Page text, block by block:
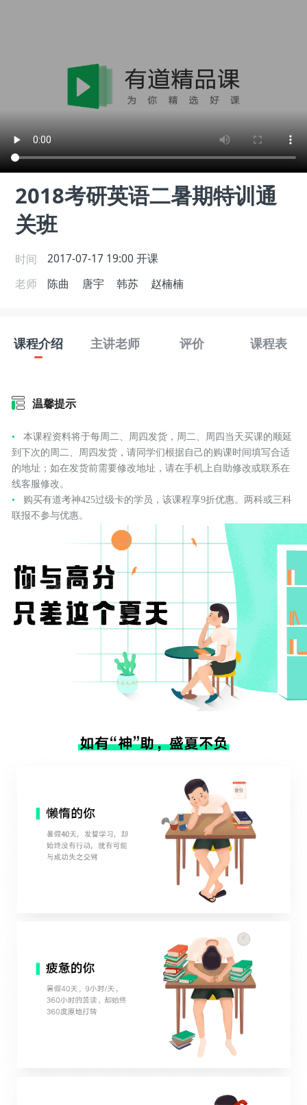
2018考研英语二暑期特训通
关班
时间 2017-07-17 19:00 开课
老师
陈曲 唐宇 韩苏 赵楠楠
课程介绍 主讲老师 评价 课程表
温馨提示
本课程资料将于每周二、周四发货，周二、周四当天买课的顺延
到下次的周二、周四发货，请同学们根据自己的购课时间填写合适
的地址；如在发货前需要修改地址，请在手机上自助修改或联系在
线客服修改。
购买有道考神425过级卡的学员，该课程享9折优惠。两科或三科
联报不参与优惠。